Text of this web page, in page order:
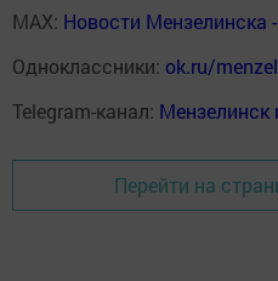
MAX: Новости Мензелинска
Одноклассники: ok.ru/
Telegram-канал: Мензелинск
Перейти на